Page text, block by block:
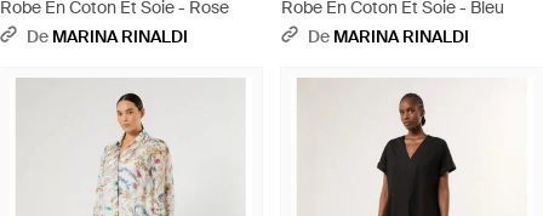
Robe En Coton Et Soie - Rose
De MARINA RINALDI
Robe En Coton Et Soie - Bleu
De MARINA RINALDI